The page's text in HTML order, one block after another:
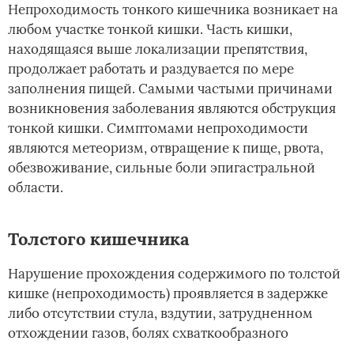
Непроходимость тонкого кишечника возникает на
любом участке тонкой кишки. Часть кишки,
находящаяся выше локализации препятствия,
продолжает работать и раздувается по мере
заполнения пищей. Самыми частыми причинами
возникновения заболевания являются обструкция
тонкой кишки. Симптомами непроходимости
являются метеоризм, отвращение к пище, рвота,
обезвоживание, сильные боли эпигастральной
области.
Толстого кишечника
Нарушение прохождения содержимого по толстой
кишке (непроходимость) проявляется в задержке
либо отсутствии стула, вздутии, затрудненном
отхождении газов, болях схваткообразного